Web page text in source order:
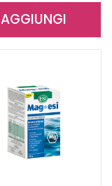
AGGIUNGIAGGIUNGI
300G AL
CARRELLO